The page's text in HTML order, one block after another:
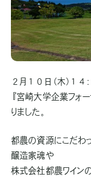
２月１０日（木）１
『宮崎大学企業フォ
りました。
都農の資源にこだわ
醸造家魂や
株式会社都農ワイン